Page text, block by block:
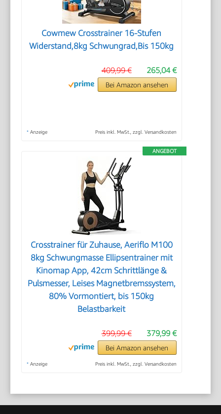
Cowmew Crosstrainer 16-Stufen
Widerstand,8kg Schwungrad,Bis 150kg
265,04 €
409,99 €
Bei Amazon ansehen
* Anzeige Preis inkl. MwSt., zzgl. Versandkosten
ANGEBOT
Crosstrainer für Zuhause, Aeriflo M100
8kg Schwungmasse Ellipsentrainer mit
Kinomap App, 42cm Schrittlänge &
Pulsmesser, Leises Magnetbremssystem,
80% Vormontiert, bis 150kg
Belastbarkeit
379,99 €
399,99 €
Bei Amazon ansehen
* Anzeige Preis inkl. MwSt., zzgl. Versandkosten